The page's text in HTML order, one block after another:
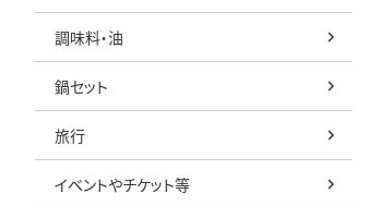
調味料・油
鍋セット
旅行
イベントやチケット等